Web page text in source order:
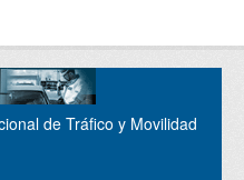
de Tráfico y Movilidad